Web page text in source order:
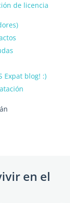
de licencia
Expat blog! :)
en el